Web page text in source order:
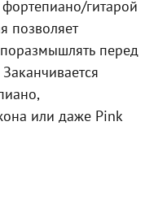
гитарой
позволяет
перед
или даже Pink